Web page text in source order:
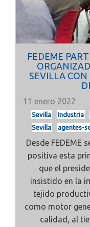
FEDEME
SEVILLA CON
11 enero 2022
Sevilla Industria
Sevilla
agentes-
Desde FEDEME
positiva esta
que el
insistido en la
tejido
como motor
calidad, al